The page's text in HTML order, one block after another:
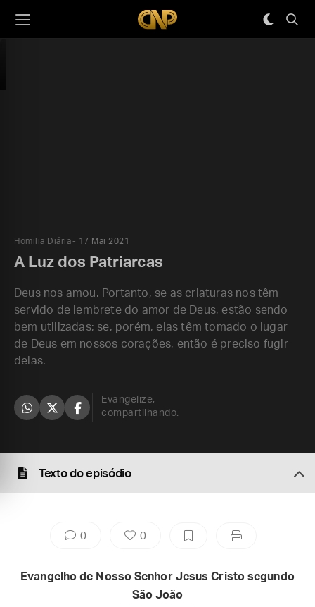
Homilia Diária 17 Mai 2021
A Luz dos Patriarcas
Deus nos amou. Portanto, se as criaturas nos têm
servido de lembrete do amor de Deus, estão sendo
bem utilizadas; se, porém, elas têm tomado o lugar
de Deus em nossos corações, então é preciso fugir
delas.
Evangelize,
compartilhando.
Texto do episódio
0 0
Evangelho de Nosso Senhor Jesus Cristo segundo
São João